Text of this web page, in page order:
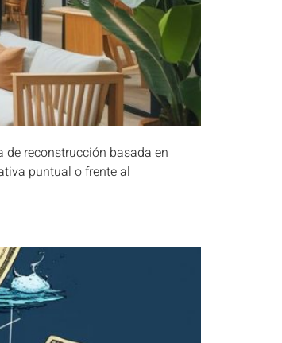
de reconstrucción basada en
puntual o frente al